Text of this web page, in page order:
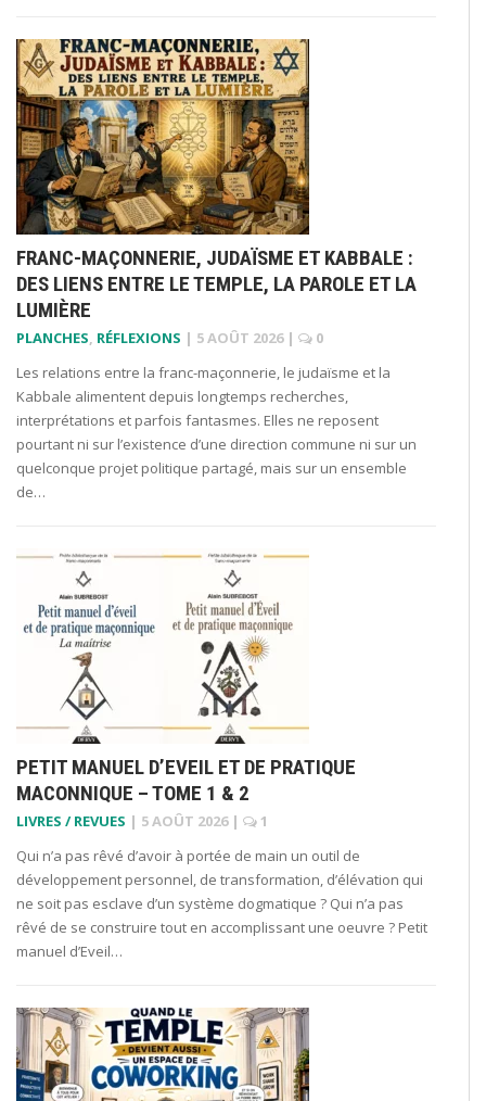
FRANC-MAÇONNERIE, JUDAÏSME ET KABBALE :
DES LIENS ENTRE LE TEMPLE, LA PAROLE ET LA
LUMIÈRE
PLANCHES, RÉFLEXIONS | 5 AOÛT 2026 |
0
Les relations entre la franc-maçonnerie, le judaïsme et la
Kabbale alimentent depuis longtemps recherches,
interprétations et parfois fantasmes. Elles ne reposent
pourtant ni sur l’existence d’une direction commune ni sur un
quelconque projet politique partagé, mais sur un ensemble
de…
PETIT MANUEL D’EVEIL ET DE PRATIQUE
MACONNIQUE – TOME 1 & 2
LIVRES / REVUES | 5 AOÛT 2026 |
1
Qui n’a pas rêvé d’avoir à portée de main un outil de
développement personnel, de transformation, d’élévation qui
ne soit pas esclave d’un système dogmatique ? Qui n’a pas
rêvé de se construire tout en accomplissant une oeuvre ? Petit
manuel d’Eveil…